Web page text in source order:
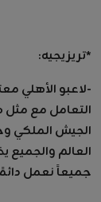
*تريزيجيه:
-لاعبو الأهلي
التعامل مع مثل
الجيش الملكي
العالم والجميع
جميعاً نعمل